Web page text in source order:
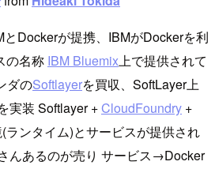
とDockerが提携、IBMがDockerを利
の名称 IBM Bluemix上で提供されて
ダのSoftlayerを買収、SoftLayer上
実装 Softlayer +CloudFoundry +
ランタイム)とサービスが提供され
んあるのが売り サービス→Docker